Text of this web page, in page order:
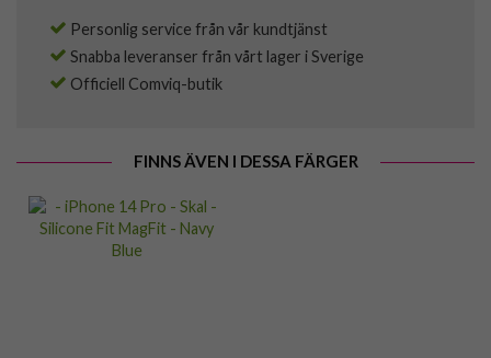
Personlig service från vår kundtjänst
Snabba leveranser från vårt lager i Sverige
Officiell Comviq-butik
FINNS ÄVEN I DESSA FÄRGER